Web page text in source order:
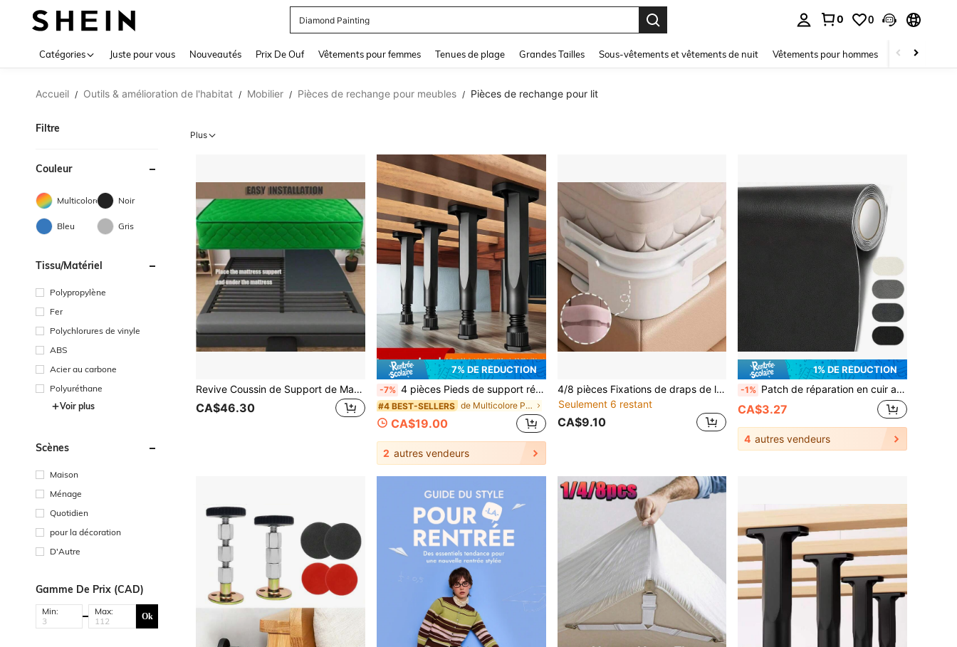
Blouse Femme Chic
0 0
Catégories Juste pour vous Nouveautés Prix De Ouf Vêtements pour femmes Tenues de plage Grandes Tailles Sous-vêtements et vêtements de nuit Vêtements pour hommes Enfants
Accueil / Outils & amélioration de l'habitat / Mobilier / Pièces de rechange pour meubles / Pièces de rechange pour lit
Filtre
Couleur
Multicolore Noir
Bleu Gris
Tissu/matériel
Polypropylène
Fer
Polychlorures de vinyle
ABS
Acier au carbone
Polyuréthane
Voir plus
Scènes
Maison
Ménage
Quotidien
pour la décoration
D'Autre
Gamme De Prix (CAD)
Min: Max: Ok
Plus
Revive Coussin de Support de Matelas - Coussin de Support de Matelas en Mousse Haute Densité 45D, Fournit un Soutien Ferme, Empêche l'Affaissement du Matelas et Prolonge la Durée de Vie du Matelas, 59 X 24 X 2 Pouces, Noir
CA$46.30
7% DE RÉDUCTION
-7% 4 pièces Pieds de support réglables pour cadre de lit, pieds de support robustes pour cadre de lit central, pieds de meuble en acier plastique extra durables, convient pour les grands lits, canapés et tables, hauteur réglable (13 cm - 38 cm)
#4 BEST-SELLERS de Multicolore Pièces de rechange pour meubles
CA$19.00
2 autres vendeurs
4/8 pièces Fixations de draps de lit (uniquement pour fixer les draps de lit) Fixations de draps de lit innovantes, sangles de draps de lit, fixations de draps de lit robustes et sangles de coin, convenant à diverses tailles de matelas, parfaites pour une utilisation domestique quotidienne
Seulement 6 restant
CA$9.10
1% DE RÉDUCTION
-1% Patch de réparation en cuir auto-adhésif, ruban de faux cuir PU pour canapé, fauteuil, chaise, lit, siège de voiture, tête de lit, sacs et vestes, autocollant de réparation de rembourrage durable pour les rayures, déchirures et écaillages, réparation DIY pour la maison, le bureau et l'automobile
CA$3.27
4 autres vendeurs